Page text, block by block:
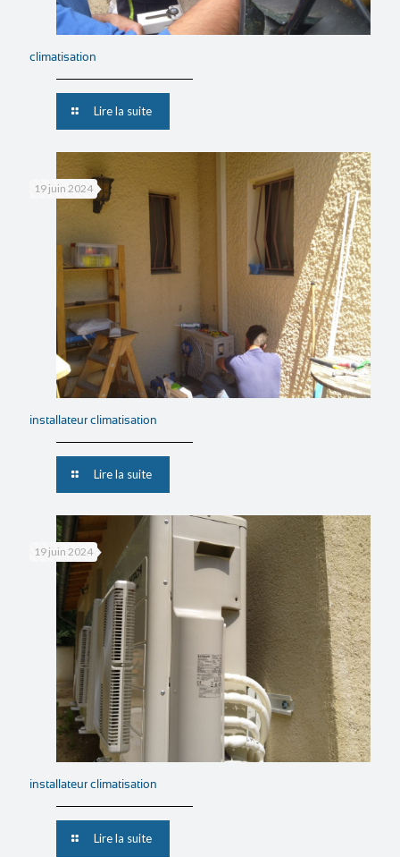
climatisation
Lire la suite
19 juin 2024
installateur climatisation
Lire la suite
19 juin 2024
installateur climatisation
Lire la suite